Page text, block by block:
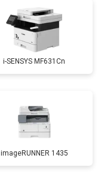
i-SENSYS MF631Cn
imageRUNNER 1435